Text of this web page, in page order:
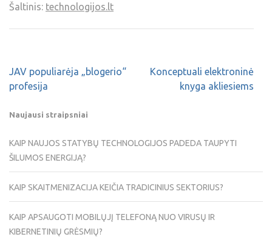
Šaltinis: technologijos.lt
JAV populiarėja „blogerio“
profesija
Konceptuali elektroninė
knyga akliesiems
Naujausi straipsniai
KAIP NAUJOS STATYBŲ TECHNOLOGIJOS PADEDA TAUPYTI
ŠILUMOS ENERGIJĄ?
KAIP SKAITMENIZACIJA KEIČIA TRADICINIUS SEKTORIUS?
KAIP APSAUGOTI MOBILŲJĮ TELEFONĄ NUO VIRUSŲ IR
KIBERNETINIŲ GRĖSMIŲ?